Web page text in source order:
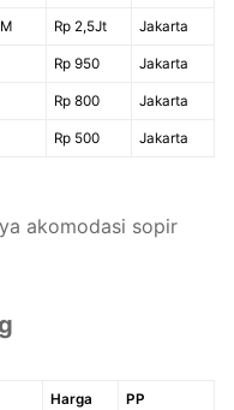
Rp 2,5Jt Jakarta
Rp 950 Jakarta
Rp 800 Jakarta
Rp 500 Jakarta
akomodasi sopir
Harga PP